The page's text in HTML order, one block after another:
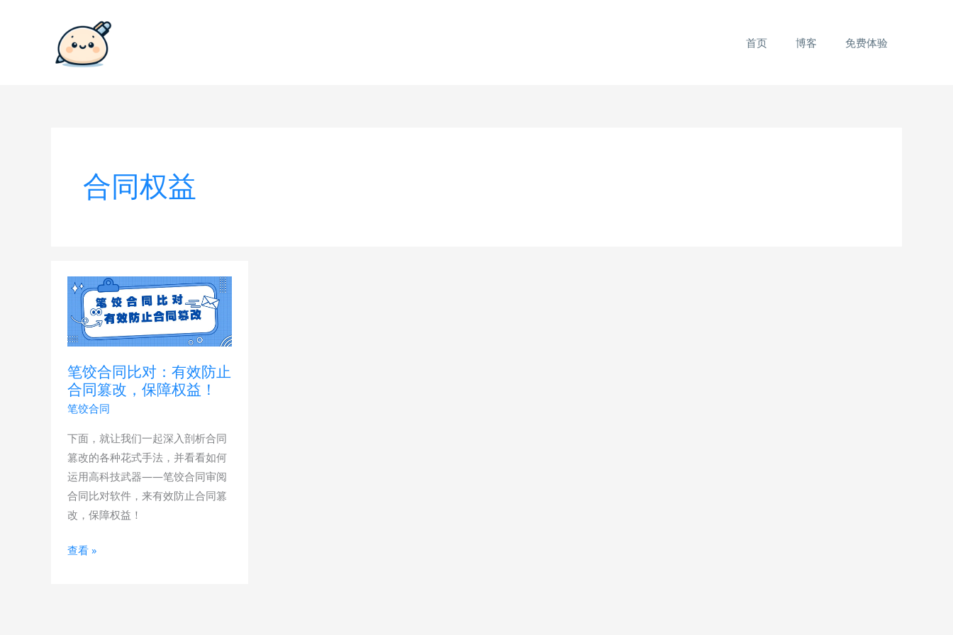
首页 博客 免费体验
合同权益
笔饺合同比对：有效防止
合同篡改，保障权益！
笔饺合同
下面，就让我们一起深入剖析合同
篡改的各种花式手法，并看看如何
运用高科技武器——笔饺合同审阅
合同比对软件，来有效防止合同篡
改，保障权益！
笔
合
同
比
对：
有
防
止
合
同
篡
保
查看 »